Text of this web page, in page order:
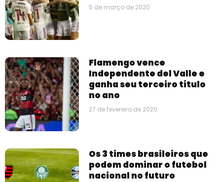
5 de março de 2020
Flamengo vence
Independente del Valle e
ganha seu terceiro título
no ano
27 de fevereiro de 2020
Os 3 times brasileiros que
podem dominar o futebol
nacional no futuro